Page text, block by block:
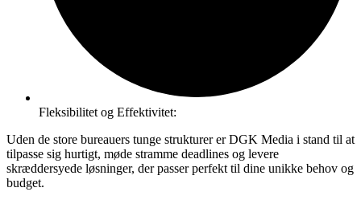
Fleksibilitet og Effektivitet:
Uden de store bureauers tunge strukturer er DGK Media i stand til at
tilpasse sig hurtigt, møde stramme deadlines og levere
skræddersyede løsninger, der passer perfekt til dine unikke behov og
budget.